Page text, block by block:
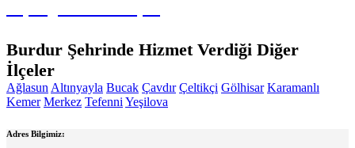
Burdur Şehrinde Hizmet Verdiği Diğer
İlçeler
Ağlasun Altınyayla Bucak Çavdır Çeltikçi Gölhisar Karamanlı
Kemer Merkez Tefenni Yeşilova
Adres Bilgimiz: